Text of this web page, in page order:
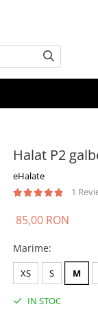
Halat P2
eHalate
1
85,00 RON
Marime:
XS S M
IN STOC